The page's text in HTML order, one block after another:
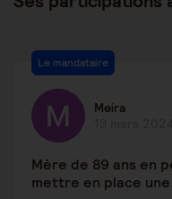
Le mandataire
Meira
Mère de 89 ans en
mettre en place